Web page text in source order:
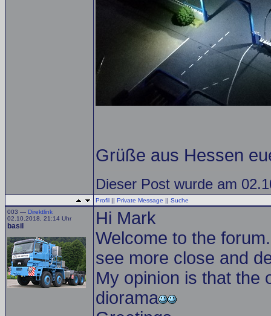
Grüße aus Hessen
Dieser Post wurde am
Profil || Private Message || Suche
003 — Direktlink
02.10.2018, 21:14 Uhr
basil
Hi Mark
Welcome to the
see more close and
My opinion is that the
diorama